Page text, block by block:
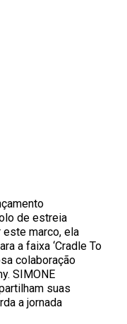
de estreia
este marco, ela
a faixa ‘Cradle To
colaboração
SIMONE
suas
a jornada